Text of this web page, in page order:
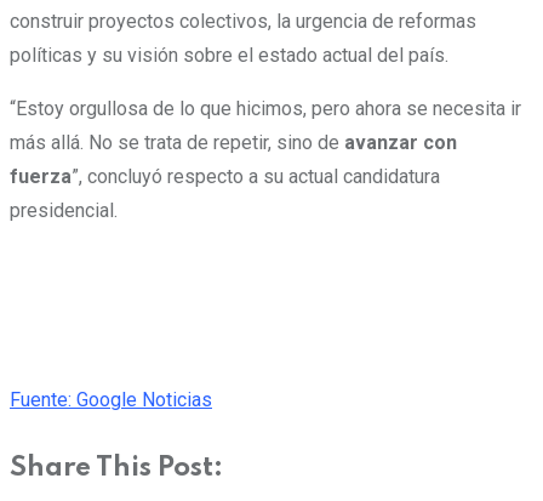
construir proyectos colectivos, la urgencia de reformas
políticas y su visión sobre el estado actual del país.
“Estoy orgullosa de lo que hicimos, pero ahora se necesita ir
más allá. No se trata de repetir, sino de avanzar con
fuerza”, concluyó respecto a su actual candidatura
presidencial.
Fuente: Google Noticias
Share This Post: